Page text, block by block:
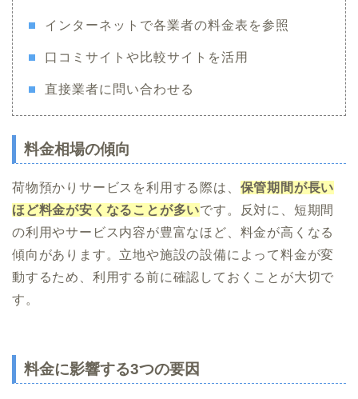
インターネットで各業者の料金表を参照
口コミサイトや比較サイトを活用
直接業者に問い合わせる
料金相場の傾向
荷物預かりサービスを利用する際は、 保管期間が長い
ほど料金が安くなることが多いです。反対に、短期間
の利用やサービス内容が豊富なほど、料金が高くなる
傾向があります。立地や施設の設備によって料金が変
動するため、利用する前に確認しておくことが大切で
す。
料金に影響する3つの要因